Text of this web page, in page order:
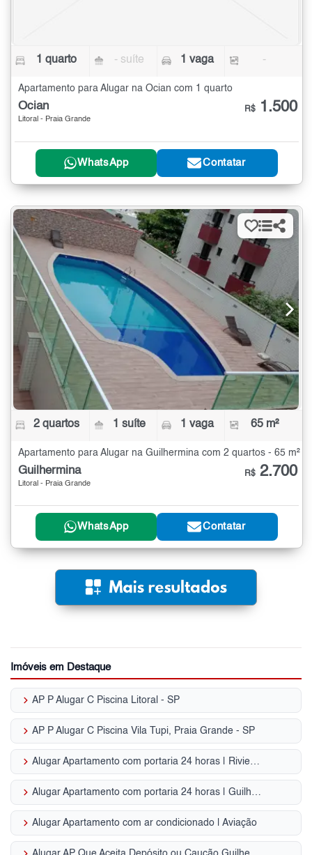
1 quarto - suíte 1 vaga -
Apartamento para Alugar na Ocian com 1 quarto
Ocian
Litoral - Praia Grande
R$ 1.500
WhatsApp Contatar
2 quartos 1 suíte 1 vaga 65 m²
Apartamento para Alugar na Guilhermina com 2 quartos - 65 m²
Guilhermina
Litoral - Praia Grande
R$ 2.700
WhatsApp Contatar
Imóveis em Destaque
keyboard_arrow_right AP P Alugar C Piscina Litoral - SP
keyboard_arrow_right AP P Alugar C Piscina Vila Tupi, Praia Grande - SP
keyboard_arrow_right Alugar Apartamento com portaria 24 horas | Riviera de São Lourenço
keyboard_arrow_right Alugar Apartamento com portaria 24 horas | Guilhermina
keyboard_arrow_right Alugar Apartamento com ar condicionado | Aviação